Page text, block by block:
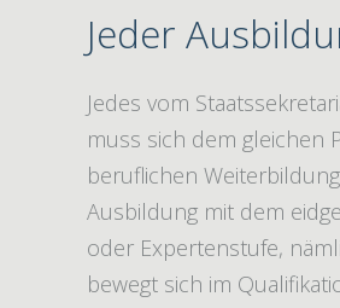
Jeder
Jedes vom
muss sich dem gleichen
beruflichen
Ausbildung mit dem
oder Expertenstufe,
bewegt sich im